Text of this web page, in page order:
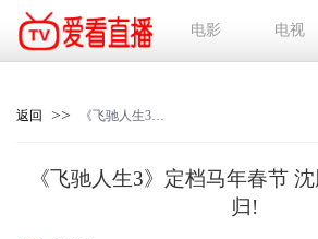
电影 电视
返回 >>
《飞驰人生3》定档马年春节
归!